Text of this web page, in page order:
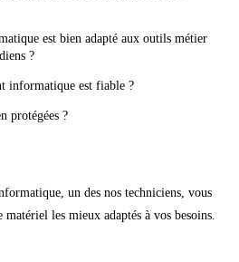
est bien adapté aux outils métier
?
informatique est fiable ?
protégées ?
un des nos techniciens, vous
les mieux adaptés à vos besoins.